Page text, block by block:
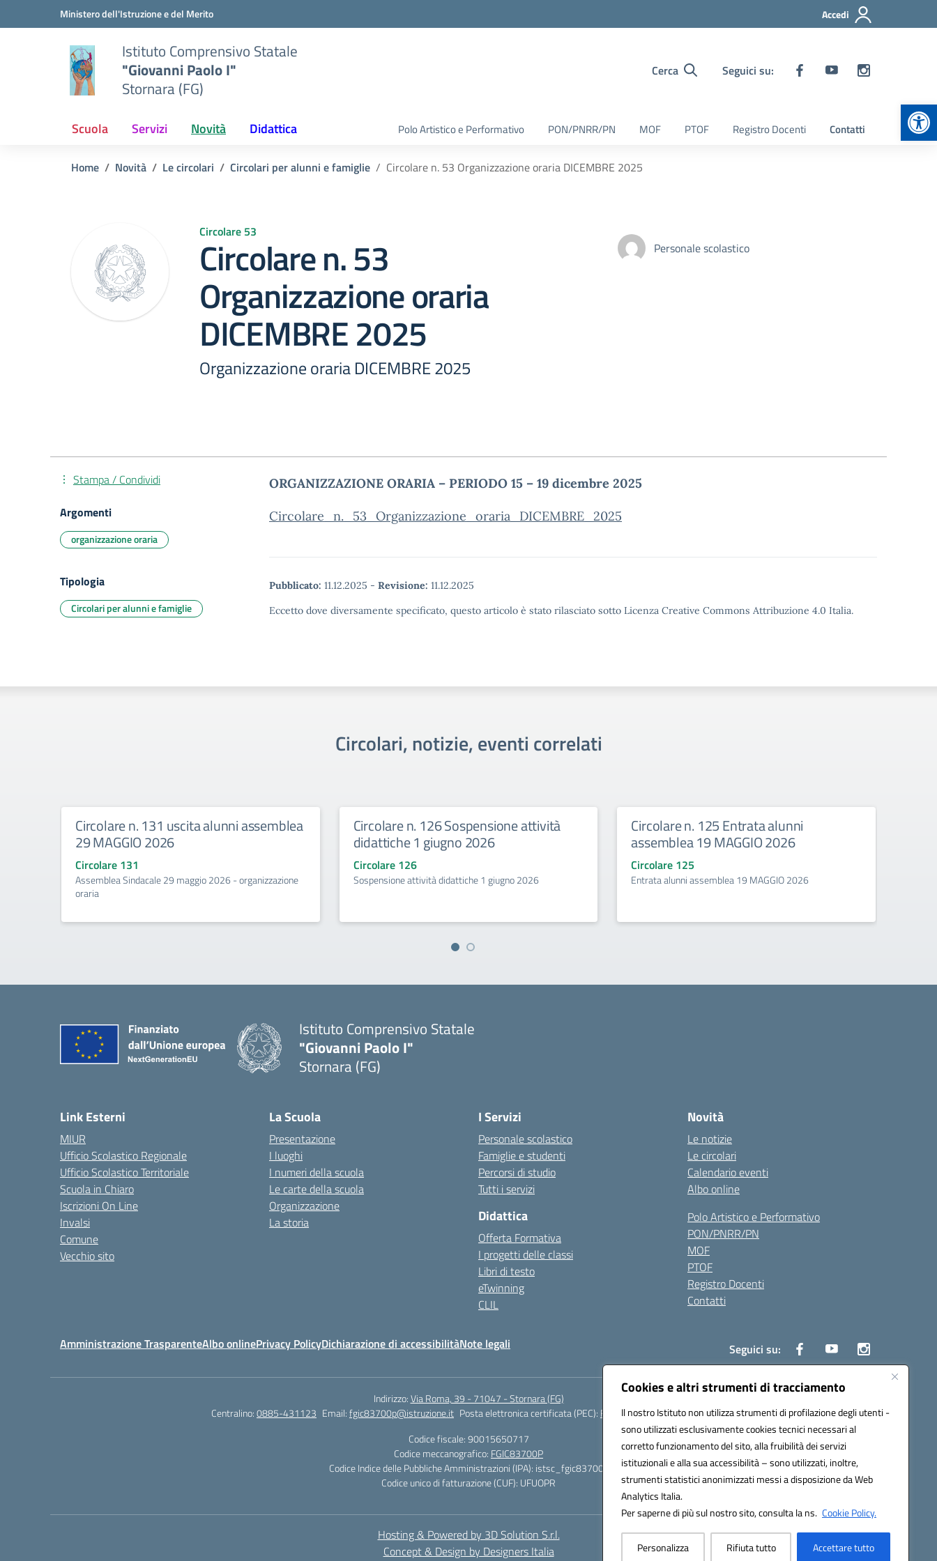
Cookies e altri strumenti di tracciamento
Il nostro Istituto non utilizza strumenti di profilazione degli utenti -
sono utilizzati esclusivamente cookies tecnici necessari al
corretto funzionamento del sito, alla fruibilità dei servizi
istituzionali e alla sua accessibilità – sono utilizzati, inoltre,
strumenti statistici anonimizzati messi a disposizione da Web
Analytics Italia.
Per saperne di più sul nostro sito, consulta la ns. Cookie Policy.
Personalizza Rifiuta tutto Accettare tutto
Vai ai contenuti
Vai al menu di navigazioneMinistero dell'Istruzione e del Merito Accedi
Istituto Comprensivo Statale
"Giovanni Paolo I"
Stornara (FG)
Cerca Seguici su:
Scuola Servizi Novità Didattica Polo Artistico e Performativo PON/PNRR/PN MOF PTOF Registro Docenti Contatti
Home Novità Le circolari Circolari per alunni e famiglie Circolare n. 53 Organizzazione oraria DICEMBRE 2025
Circolare 53
Circolare n. 53
Organizzazione oraria
DICEMBRE 2025
Organizzazione oraria DICEMBRE 2025
Personale scolastico
ORGANIZZAZIONE ORARIA – PERIODO 15 – 19 dicembre 2025
Circolare_n._53_Organizzazione_oraria_DICEMBRE_2025
Pubblicato: 11.12.2025 - Revisione: 11.12.2025
Eccetto dove diversamente specificato, questo articolo è stato rilasciato sotto Licenza Creative Commons Attribuzione 4.0 Italia.
Stampa / Condividi
Argomenti
organizzazione oraria
Tipologia
Circolari per alunni e famiglie
Circolari, notizie, eventi correlati
Circolare n. 131 uscita alunni assemblea
29 MAGGIO 2026
Circolare 131
Assemblea Sindacale 29 maggio 2026 - organizzazione
oraria
Circolare n. 126 Sospensione attività
didattiche 1 giugno 2026
Circolare 126
Sospensione attività didattiche 1 giugno 2026
Circolare n. 125 Entrata alunni
assemblea 19 MAGGIO 2026
Circolare 125
Entrata alunni assemblea 19 MAGGIO 2026
Istituto Comprensivo Statale
"Giovanni Paolo I"
Stornara (FG)
Link Esterni
MIUR
Ufficio Scolastico Regionale
Ufficio Scolastico Territoriale
Scuola in Chiaro
Iscrizioni On Line
Invalsi
Comune
Vecchio sito
La Scuola
Presentazione
I luoghi
I numeri della scuola
Le carte della scuola
Organizzazione
La storia
I Servizi
Personale scolastico
Famiglie e studenti
Percorsi di studio
Tutti i servizi
Didattica
Offerta Formativa
I progetti delle classi
Libri di testo
eTwinning
CLIL
Novità
Le notizie
Le circolari
Calendario eventi
Albo online
Polo Artistico e Performativo
PON/PNRR/PN
MOF
PTOF
Registro Docenti
Contatti
Amministrazione TrasparenteAlbo onlinePrivacy PolicyDichiarazione di accessibilitàNote legali Seguici su:
Indirizzo:Via Roma, 39 - 71047 - Stornara (FG)
Centralino:0885-431123 Email:fgic83700p@istruzione.it Posta elettronica certificata (PEC): FGIC83700P@pec.istruzione.it
Codice fiscale: 90015650717
Codice meccanografico: FGIC83700P
Codice Indice delle Pubbliche Amministrazioni (IPA): istsc_fgic83700p
Codice unico di fatturazione (CUF): UFUOPR
Hosting & Powered by 3D Solution S.r.l.
Concept & Design by Designers Italia